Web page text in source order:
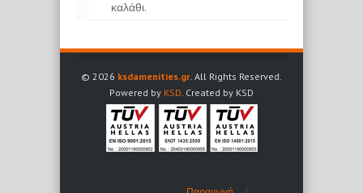
καλάθι.
© 2026 ksdamenities.gr . All Rights Reserved.
Powered by KSD . Created by KSD